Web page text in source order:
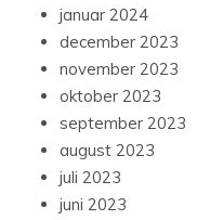
januar 2024
december 2023
november 2023
oktober 2023
september 2023
august 2023
juli 2023
juni 2023